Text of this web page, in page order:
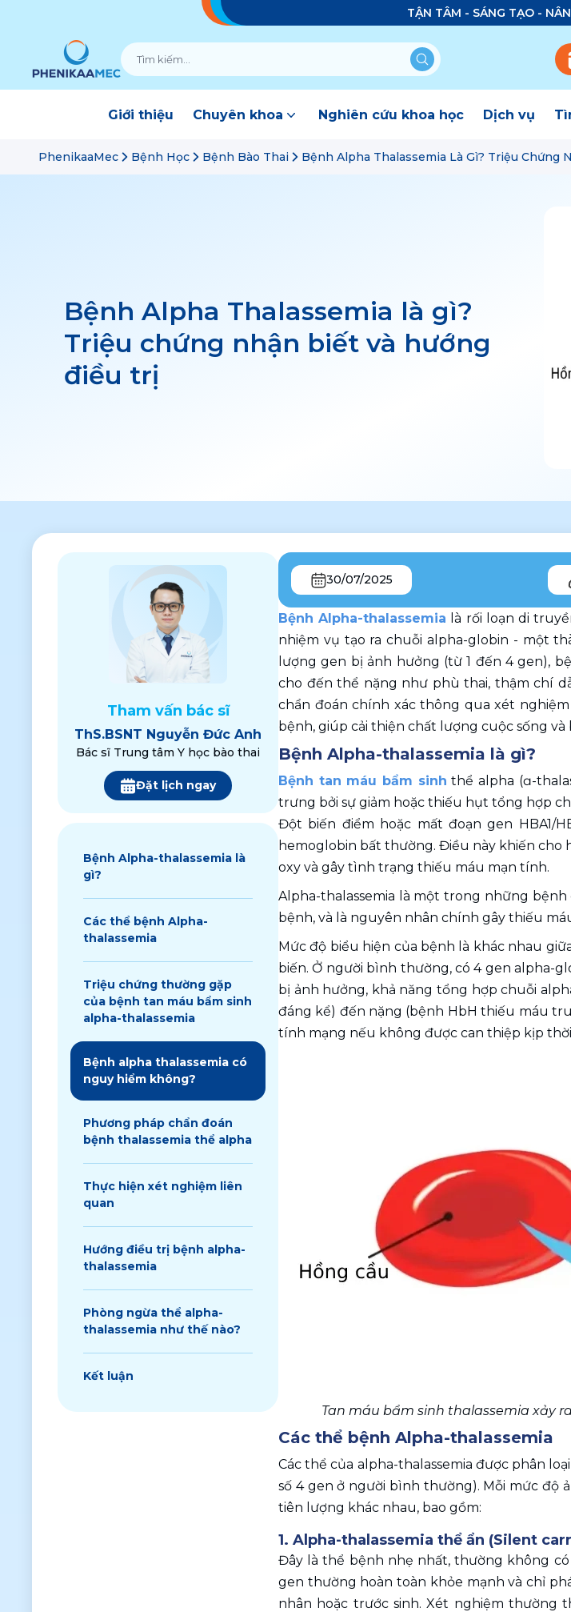
TẬN TÂM - SÁNG TẠO -
Giới thiệu Chuyên khoa Nghiên cứu khoa học Dịch vụ
PhenikaaMec Bệnh Học Bệnh Bào Thai Bệnh Alpha Thalassemia Là Gì? Triệu Chứng
Bệnh Alpha Thalassemia là gì?
Triệu chứng nhận biết và hướng
điều trị
Tham vấn bác sĩ
ThS.BSNT Nguyễn Đức Anh
Bác sĩ Trung tâm Y học bào thai
Đặt lịch ngay
Bệnh Alpha-thalassemia là
gì?
Các thể bệnh Alpha-
thalassemia
Triệu chứng thường gặp
của bệnh tan máu bẩm sinh
alpha-thalassemia
Bệnh alpha thalassemia có
nguy hiểm không?
Phương pháp chẩn đoán
bệnh thalassemia thể alpha
Thực hiện xét nghiệm liên
quan
Hướng điều trị bệnh alpha-
thalassemia
Phòng ngừa thể alpha-
thalassemia như thế nào?
Kết luận
30/07/2025
Bệnh Alpha-thalassemia là rối loạn di
nhiệm vụ tạo ra chuỗi alpha-globin - một
lượng gen bị ảnh hưởng (từ 1 đến 4 gen),
cho đến thể nặng như phù thai, thậm chí
chẩn đoán chính xác thông qua xét
bệnh, giúp cải thiện chất lượng cuộc sống và
Bệnh Alpha-thalassemia là gì?
Bệnh tan máu bẩm sinh thể alpha (ɑ-
trưng bởi sự giảm hoặc thiếu hụt tổng hợp
Đột biến điểm hoặc mất đoạn gen HBA1/
hemoglobin bất thường. Điều này khiến cho
oxy và gây tình trạng thiếu máu mạn tính.
Alpha-thalassemia là một trong những
bệnh, và là nguyên nhân chính gây thiếu
Mức độ biểu hiện của bệnh là khác nhau
biến. Ở người bình thường, có 4 gen alpha-
bị ảnh hưởng, khả năng tổng hợp chuỗi
đáng kể) đến nặng (bệnh HbH thiếu máu
tính mạng nếu không được can thiệp kịp
Tan máu bẩm sinh thalassemia xảy
Các thể bệnh Alpha-thalassemia
Các thể của alpha-thalassemia được phân
số 4 gen ở người bình thường). Mỗi mức độ
tiên lượng khác nhau, bao gồm:
1. Alpha-thalassemia thể ẩn (Silent
Đây là thể bệnh nhẹ nhất, thường không
gen thường hoàn toàn khỏe mạnh và chỉ
nhân hoặc trước sinh. Xét nghiệm thường